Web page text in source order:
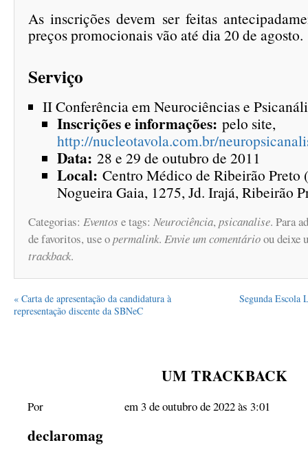
As inscrições devem ser feitas
preços promocionais vão até dia 20 de agosto.
Serviço
II Conferência em Neurociências e
Inscrições e informações: pelo site,
http://nucleotavola.com.br/
Data: 28 e 29 de outubro de 2011
Local: Centro Médico de Ribeirão Preto
Nogueira Gaia, 1275, Jd. Irajá, Ribeirão
Categorias: Eventos e tags: Neurociência, psicanalise. Para
de favoritos, use opermalink. Envie um comentárioou deixe
trackback.
« Carta de apresentação da candidatura à
representação discente da SBNeC
Segunda Escola
UM TRACKBACK
Por em 3 de outubro de 2022 às 3:01
declaromag